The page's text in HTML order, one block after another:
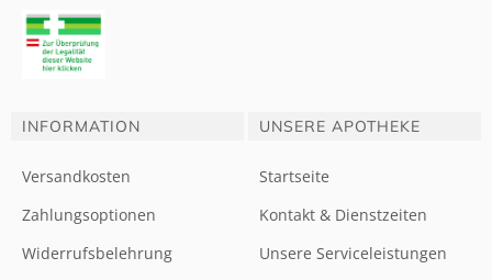
INFORMATION
Versandkosten
Zahlungsoptionen
Widerrufsbelehrung
UNSERE APOTHEKE
Startseite
Kontakt & Dienstzeiten
Unsere Serviceleistungen